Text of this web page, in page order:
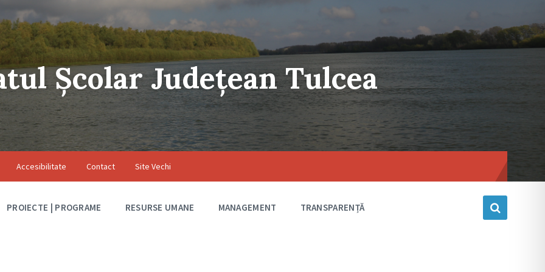
Școlar Județean Tulcea
Accesibilitate Contact Site Vechi
PROIECTE | PROGRAME RESURSE UMANE MANAGEMENT TRANSPARENȚĂ